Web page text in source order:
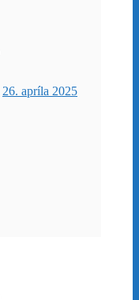
26. apríla 2025